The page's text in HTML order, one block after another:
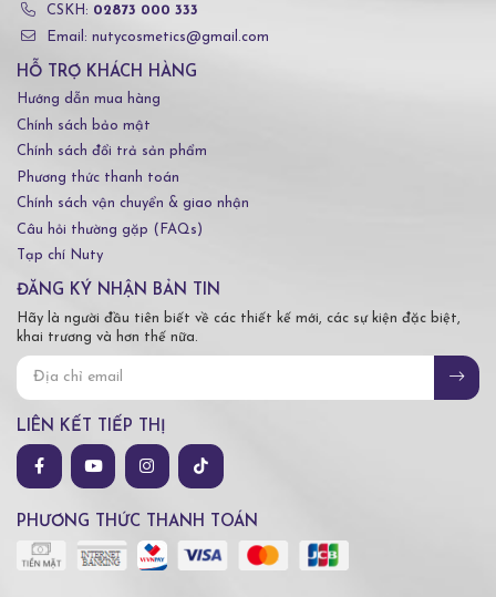
CSKH: 02873 000 333
Email: nutycosmetics@gmail.com
HỖ TRỢ KHÁCH HÀNG
Hướng dẫn mua hàng
Chính sách bảo mật
Chính sách đổi trả sản phẩm
Phương thức thanh toán
Chính sách vận chuyển & giao nhận
Câu hỏi thường gặp (FAQs)
Tạp chí Nuty
ĐĂNG KÝ NHẬN BẢN TIN
Hãy là người đầu tiên biết về các thiết kế mới, các sự kiện đặc biệt,
khai trương và hơn thế nữa.
LIÊN KẾT TIẾP THỊ
PHƯƠNG THỨC THANH TOÁN